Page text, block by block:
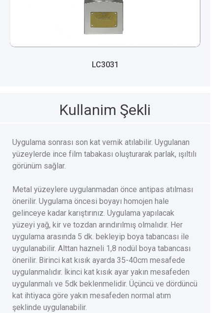
LC3031
Kullanim Şekli
Uygulama sonrası son kat vernik atılabilir. Uygulanan
yüzeylerde ince film tabakası oluşturarak parlak, ışıltılı
görünüm sağlar.
Metal yüzeylere uygulanmadan önce antipas atılması
önerilir. Uygulama öncesi boyayı homojen hale
gelinceye kadar karıştırınız. Uygulama yapılacak
yüzeyi yağ, kir ve tozdan arındırılmış olmalıdır. Her
uygulama arasında 5 dk. bekleyip boya tabancası ile
uygulanabilir. Alttan hazneli 1,8 nodül boya tabancası
önerilir. Birinci kat kısık ayarda 35-40cm mesafede
uygulanmalıdır. İkinci kat kısık ayar yakın mesafeden
uygulanmalı ve 5dk beklenmelidir. Üçüncü ve dördüncü
kat ihtiyaca göre yakın mesafeden normal atım
şeklinde uygulanabilir.